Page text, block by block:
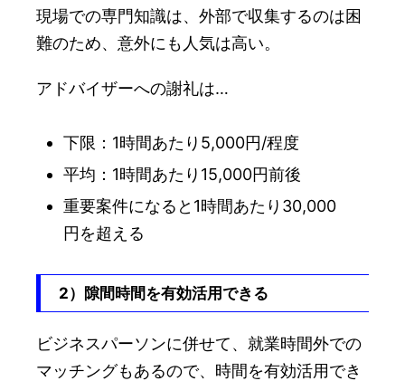
現場での専門知識は、外部で収集するのは困
難のため、意外にも人気は高い。
アドバイザーへの謝礼は…
下限：1時間あたり5,000円/程度
平均：1時間あたり15,000円前後
重要案件になると1時間あたり30,000
円を超える
2）隙間時間を有効活用できる
ビジネスパーソンに併せて、就業時間外での
マッチングもあるので、時間を有効活用でき